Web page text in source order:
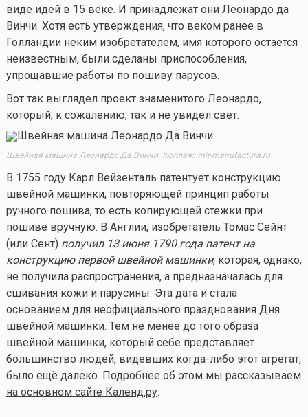
виде идей в 15 веке. И принадлежат они Леонардо да
Винчи. Хотя есть утверждения, что веком ранее в
Голландии неким изобретателем, имя которого остаётся
неизвестным, были сделаны приспособления,
упрощавшие работы по пошиву парусов.
Вот так выглядел проект знаменитого Леонардо,
который, к сожалению, так и не увидел свет.
Швейная машина Леонардо Да Винчи. Коллаж: mir-manufactura.ru
В 1755 году Карл Вейзенталь патентует конструкцию
швейной машинки, повторяющей принцип работы
ручного пошива, то есть копирующей стежки при
пошиве вручную. В Англии, изобретатель Томас Сейнт
(или Сент) получил 13 июня 1790 года патент на
конструкцию первой швейной машинки, которая, однако,
не получила распространения, а предназначалась для
сшивания кожи и парусины. Эта дата и стала
основанием для неофициального празднования Дня
швейной машинки. Тем не менее до того образа
швейной машинки, который себе представляет
большинство людей, видевших когда-либо этот агрегат,
было ещё далеко. Подробнее об этом мы рассказываем
на основном сайте Календ.ру.